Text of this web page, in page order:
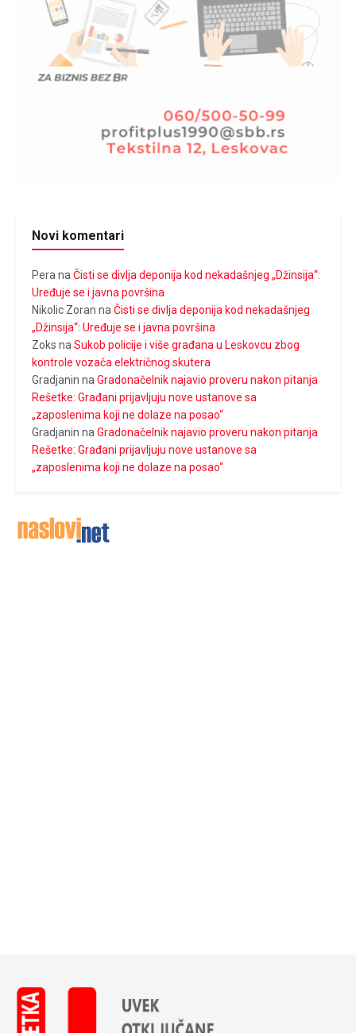
Novi komentari
Pera na Čisti se divlja deponija kod nekadašnjeg „Džinsija“:
Uređuje se i javna površina
Nikolic Zoran na Čisti se divlja deponija kod nekadašnjeg
„Džinsija“: Uređuje se i javna površina
Zoks na Sukob policije i više građana u Leskovcu zbog
kontrole vozača električnog skutera
Gradjanin na Gradonačelnik najavio proveru nakon pitanja
Rešetke: Građani prijavljuju nove ustanove sa
„zaposlenima koji ne dolaze na posao“
Gradjanin na Gradonačelnik najavio proveru nakon pitanja
Rešetke: Građani prijavljuju nove ustanove sa
„zaposlenima koji ne dolaze na posao“